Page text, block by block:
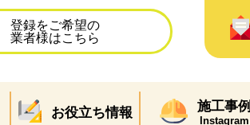
登録をご希望の
業者様はこちら
お役立ち情報 施工事例
Instagram